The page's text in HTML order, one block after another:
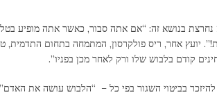
נחרצת בנושא זה: “אם אתה סבור, כאשר אתה מופיע
יועץ אחר, ריס פולקרסון, המתמחה בתחום התדמית,
קודם בלבוש שלו ורק לאחר מכן בפניו”.
בביטוי השגור בפי כל – “הלבוש עושה את